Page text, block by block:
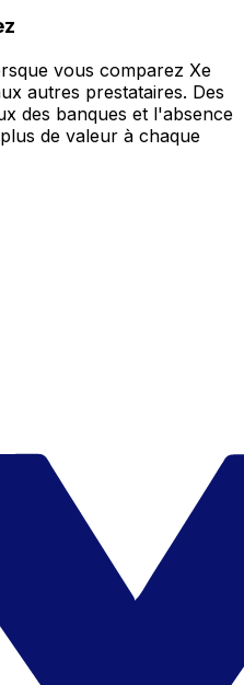
vous comparez Xe
autres prestataires. Des
des banques et l'absence
de valeur à chaque